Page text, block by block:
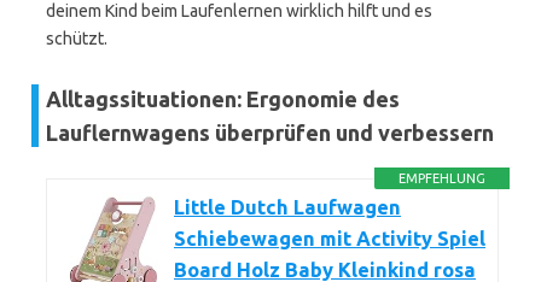
deinem Kind beim Laufenlernen wirklich hilft und es
schützt.
Alltagssituationen: Ergonomie des
Lauflernwagens überprüfen und verbessern
EMPFEHLUNG
Little Dutch Laufwagen
Schiebewagen mit Activity Spiel
Board Holz Baby Kleinkind rosa